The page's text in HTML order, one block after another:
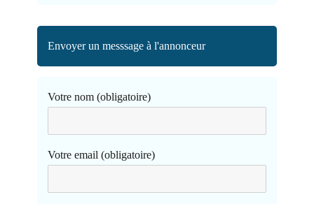
Envoyer un messsage à l'annonceur
Votre nom (obligatoire)
Votre email (obligatoire)